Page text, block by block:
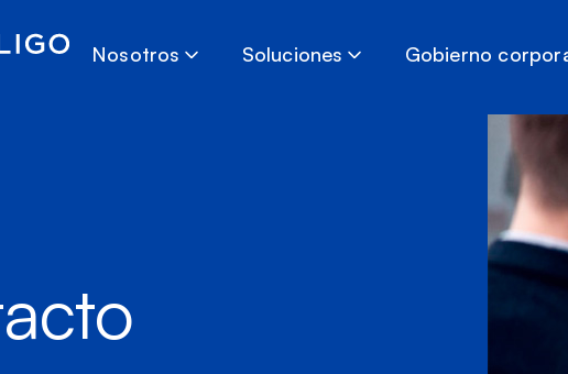
Nosotros Soluciones Gobierno